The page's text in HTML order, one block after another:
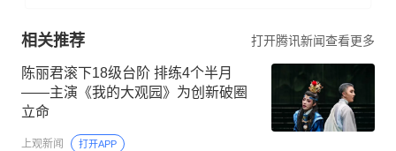
相关推荐 打开腾讯新闻查看更多
陈丽君滚下18级台阶 排练4个半月
——主演《我的大观园》为创新破圈
立命
上观新闻 打开APP